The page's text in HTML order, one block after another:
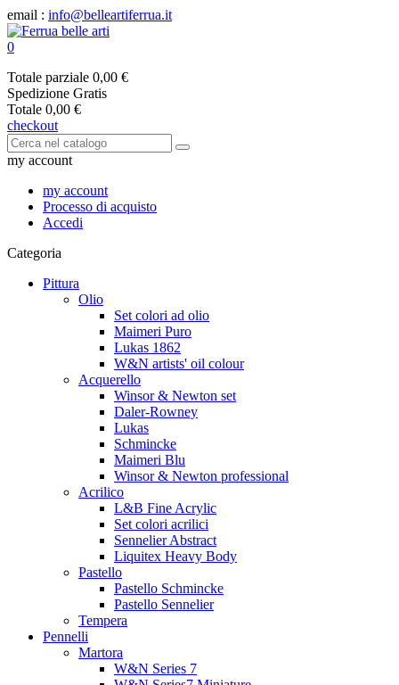
email : info@belleartiferrua.it
0
Totale parziale 0,00 €
Spedizione Gratis
Totale 0,00 €
checkout
my account
my account
Processo di acquisto
Accedi
Categoria
Pittura
Olio
Set colori ad olio
Maimeri Puro
Lukas 1862
W&N artists' oil colour
Acquerello
Winsor & Newton set
Daler-Rowney
Lukas
Schmincke
Maimeri Blu
Winsor & Newton professional
Acrilico
L&B Fine Acrylic
Set colori acrilici
Sennelier Abstract
Liquitex Heavy Body
Pastello
Pastello Schmincke
Pastello Sennelier
Tempera
Pennelli
Martora
W&N Series 7